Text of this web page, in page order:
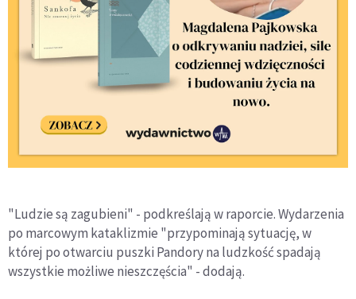
"Ludzie są zagubieni" - podkreślają w raporcie. Wydarzenia
po marcowym kataklizmie "przypominają sytuację, w
której po otwarciu puszki Pandory na ludzkość spadają
wszystkie możliwe nieszczęścia" - dodają.